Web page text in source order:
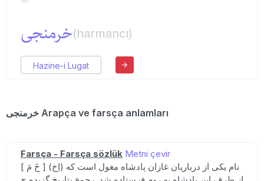
خرمنجی(harmancı)
Hazine-i Lugat
خرمنجی Arapça ve farsça anlamları
Farsça - Farsça sözlük Metni çevir
[ خَ مَ ] (اِخ) نام یکی از درباریان غازان پادشاه مغول است که